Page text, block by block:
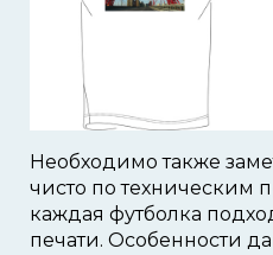
Необходимо также
чисто по техническим
каждая футболка
печати. Особенности